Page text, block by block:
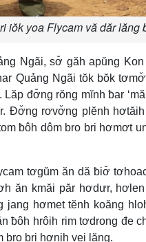
iŏk yoa Flycam vă dăr lăng
Ngãi, sơ̆ găh apŭng
Quảng Ngãi tŏk bŏk
đơ̆ng rŏng mĭnh ƀar
Đơ̆ng rơvơ̆ng plĕnh
ƀôh dôm bro bri hơmơt
tơgŭm ăn dă ƀiơ̆
ăn kmăi păr hơdưr,
hơmet tĕnh koăng
ƀôh hrôih rim tơdrong đe
bro bri hơnih vei lăng.